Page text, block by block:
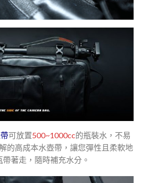
可放置500~1000cc的瓶裝水，不易
的高成本水壺帶，讓您彈性且柔軟地
帶著走，隨時補充水分。